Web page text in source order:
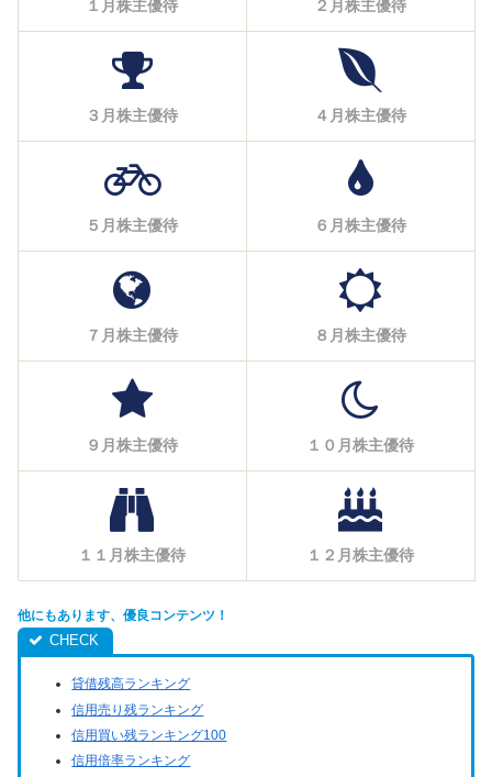
１月株主優待 ２月株主優待
３月株主優待 ４月株主優待
５月株主優待 ６月株主優待
７月株主優待 ８月株主優待
９月株主優待 １０月株主優待
１１月株主優待 １２月株主優待
他にもあります、優良コンテンツ！
貸借残高ランキング
信用売り残ランキング
信用買い残ランキング100
信用倍率ランキング